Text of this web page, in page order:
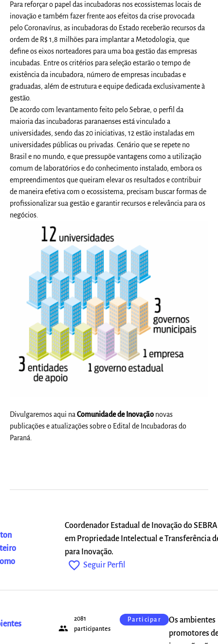
Para reforçar o papel das incubadoras nos ecossistemas locais de
inovação e também fazer frente aos efeitos da crise provocada
pelo Coronavírus, as incubadoras do Estado receberão recursos da
ordem de R$ 1,8 milhões para implantar a Metodologia, que
define os eixos norteadores para uma boa gestão das empresas
incubadas. Entre os critérios para seleção estarão o tempo de
existência da incubadora, número de empresas incubadas e
graduadas, além de estrutura e equipe dedicada exclusivamente à
gestão.
De acordo com levantamento feito pelo Sebrae, o perfil da
maioria das incubadoras paranaenses está vinculado a
universidades, sendo das 20 iniciativas, 12 estão instaladas em
universidades públicas ou privadas. Cenário que se repete no
Brasil e no mundo, e que pressupõe vantagens como a utilização
comum de laboratórios e do conhecimento instalado, embora os
empreendimentos que queiram elevar os resultados e contribuir
de maneira efetiva com o ecossistema, precisam buscar formas de
profissionalizar sua gestão e garantir recursos e relevância para os
negócios.
Divulgaremos aqui naComunidade de Inovação novas
publicações e atualizações sobre o Edital de Incubadoras do
Paraná.
Coordenador Estadual de Inovação do
em Propriedade Intelectual e Transferência
para Inovação.
favorite_outline Seguir Perfil
people
2081
participantes
Participar
Os ambientes
promotores